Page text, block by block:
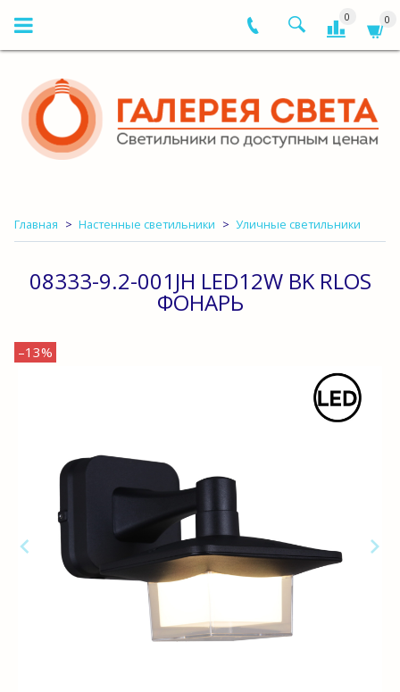
0 0
Главная Настенные светильники Уличные светильники
08333-9.2-001JH LED12W BK RLOS
ФОНАРЬ
–13%